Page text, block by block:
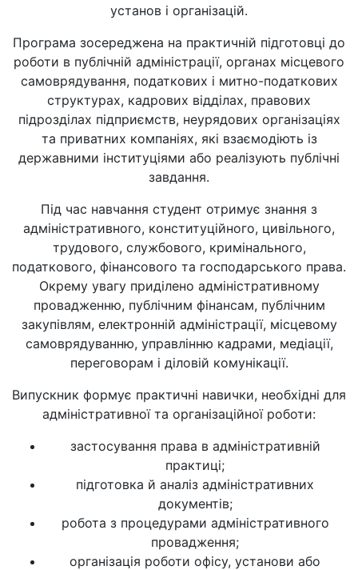
установ і організацій.
Програма зосереджена на практичній підготовці до
роботи в публічній адміністрації, органах місцевого
самоврядування, податкових і митно-податкових
структурах, кадрових відділах, правових
підрозділах підприємств, неурядових організаціях
та приватних компаніях, які взаємодіють із
державними інституціями або реалізують публічні
завдання.
Під час навчання студент отримує знання з
адміністративного, конституційного, цивільного,
трудового, службового, кримінального,
податкового, фінансового та господарського права.
Окрему увагу приділено адміністративному
провадженню, публічним фінансам, публічним
закупівлям, електронній адміністрації, місцевому
самоврядуванню, управлінню кадрами, медіації,
переговорам і діловій комунікації.
Випускник формує практичні навички, необхідні для
адміністративної та організаційної роботи:
застосування права в адміністративній
практиці;
підготовка й аналіз адміністративних
документів;
робота з процедурами адміністративного
провадження;
організація роботи офісу, установи або